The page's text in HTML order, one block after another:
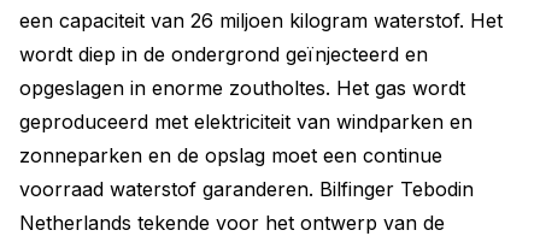
een capaciteit van 26 miljoen kilogram waterstof. Het
wordt diep in de ondergrond geïnjecteerd en
opgeslagen in enorme zoutholtes. Het gas wordt
geproduceerd met elektriciteit van windparken en
zonneparken en de opslag moet een continue
voorraad waterstof garanderen. Bilfinger Tebodin
Netherlands tekende voor het ontwerp van de